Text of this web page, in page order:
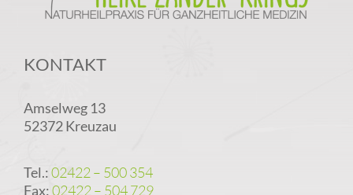
KONTAKT
Amselweg 13
52372 Kreuzau
Tel.:02422 – 500 354
Fax:02422 – 504 729